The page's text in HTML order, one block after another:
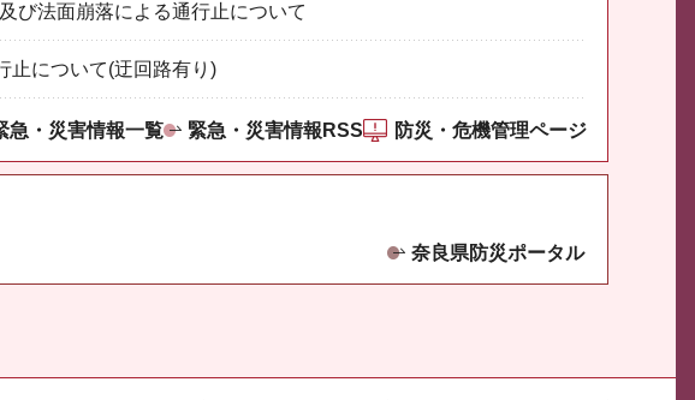
び法面崩落による通行止について
止について(迂回路有り)
急・災害情報一覧 緊急・災害情報RSS 防災・危機管理ページ
奈良県防災ポータル